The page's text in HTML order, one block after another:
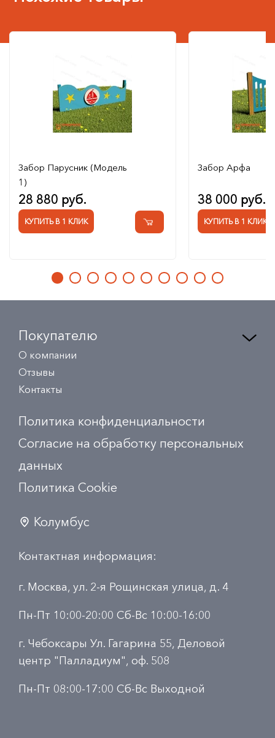
Забор Парусник (Модель
1)
28 880 руб.
КУПИТЬ В 1 КЛИК
Забор Арфа
38 000 руб.
КУПИТЬ В 1 КЛИК
Покупателю
О компании
Отзывы
Контакты
Политика конфиденциальности
Согласие на обработку персональных
данных
Политика Сookie
Колумбус
Контактная информация:
г. Москва, ул. 2-я Рощинская улица, д. 4
Пн-Пт 10:00-20:00 Сб-Вс 10:00-16:00
г. Чебоксары Ул. Гагарина 55, Деловой
центр "Палладиум", оф. 508
Пн-Пт 08:00-17:00 Сб-Вс Выходной